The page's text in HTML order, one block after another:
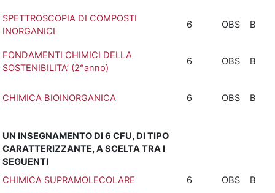
SPETTROSCOPIA DI COMPOSTI
INORGANICI
6 OBS B
FONDAMENTI CHIMICI DELLA
SOSTENIBILITA’ (2°anno)
6 OBS B
CHIMICA BIOINORGANICA 6 OBS B
UN INSEGNAMENTO DI 6 CFU, DI TIPO
CARATTERIZZANTE, A SCELTA TRA I
SEGUENTI
CHIMICA SUPRAMOLECOLARE
6 OBS
B